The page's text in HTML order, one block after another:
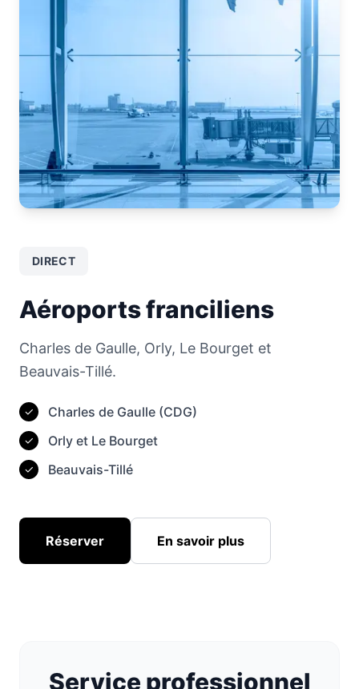
DIRECT
Aéroports franciliens
Charles de Gaulle, Orly, Le Bourget et
Beauvais-Tillé.
✓ Charles de Gaulle (CDG)
✓ Orly et Le Bourget
✓ Beauvais-Tillé
Réserver En savoir plus
Service professionnel